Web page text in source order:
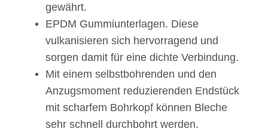
gewährt.
EPDM Gummiunterlagen. Diese
vulkanisieren sich hervorragend und
sorgen damit für eine dichte Verbindung.
Mit einem selbstbohrenden und den
Anzugsmoment reduzierenden Endstück
mit scharfem Bohrkopf können Bleche
sehr schnell durchbohrt werden.